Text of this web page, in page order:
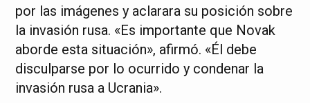
por las imágenes y aclarara su posición sobre
la invasión rusa. «Es importante que Novak
aborde esta situación», afirmó. «Él debe
disculparse por lo ocurrido y condenar la
invasión rusa a Ucrania».